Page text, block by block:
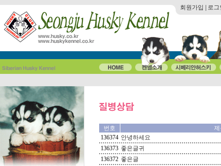
회원가입 로그
번호
제
136374 안녕하세요
136373 좋은글귀
136372 좋은글